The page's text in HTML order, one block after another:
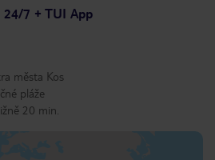
7 + TUI App
města Kos
pláže
20 min.